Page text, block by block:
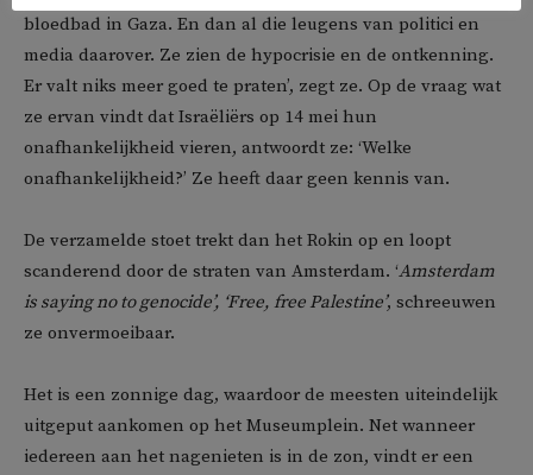
bloedbad in Gaza. En dan al die leugens van politici en
media daarover. Ze zien de hypocrisie en de ontkenning.
Er valt niks meer goed te praten’, zegt ze. Op de vraag wat
ze ervan vindt dat Israëliërs op 14 mei hun
onafhankelijkheid vieren, antwoordt ze: ‘Welke
onafhankelijkheid?’ Ze heeft daar geen kennis van.
De verzamelde stoet trekt dan het Rokin op en loopt
scanderend door de straten van Amsterdam. ‘Amsterdam
is saying no to genocide’, ‘Free, free Palestine’, schreeuwen
ze onvermoeibaar.
Het is een zonnige dag, waardoor de meesten uiteindelijk
uitgeput aankomen op het Museumplein. Net wanneer
iedereen aan het nagenieten is in de zon, vindt er een